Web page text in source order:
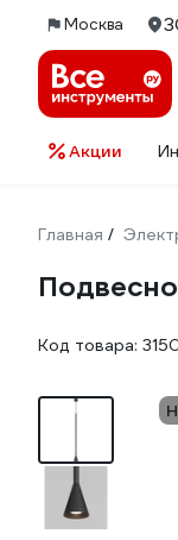
Москва
Акции
Главная /
Код товара: